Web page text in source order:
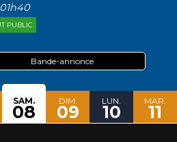
PUBLIC
Bande-annonce
SAM.
08
DIM.
09
LUN.
10
MAR.
11